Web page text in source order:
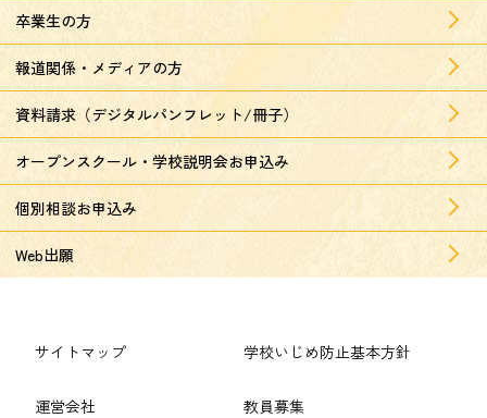
卒業生の方
報道関係・メディアの方
資料請求（デジタルパンフレット/冊子）
オープンスクール・学校説明会お申込み
個別相談お申込み
Web出願
サイトマップ
運営会社
学校いじめ防止基本方針
教員募集